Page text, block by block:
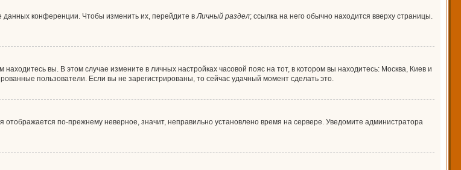
данных конференции. Чтобы изменить их, перейдите вЛичный раздел; ссылка на него обычно находится вверху страницы.
вы. В этом случае измените в личных настройках часовой пояс на тот, в котором вы находитесь: Москва, Киев и
пользователи. Если вы не зарегистрированы, то сейчас удачный момент сделать это.
отображается по-прежнему неверное, значит, неправильно установлено время на сервере. Уведомите администратора